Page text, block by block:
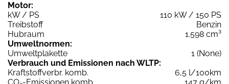
Motor:
kW / PS
110 kW / 150 PS
Treibstoff
Benzin
Hubraum
1.598 cm³
Umweltnormen:
Umweltplakette
1 (None)
Verbrauch und Emissionen nach WLTP:
Kraftstoffverbr. komb.
6,5 l/100km